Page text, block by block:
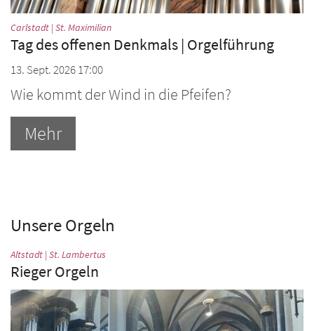
Carlstadt | St. Maximilian:
Tag des offenen Denkmals | Orgelführung
13. Sept. 2026 17:00
Wie kommt der Wind in die Pfeifen?
Mehr
Unsere Orgeln
Altstadt | St. Lambertus
Rieger Orgeln